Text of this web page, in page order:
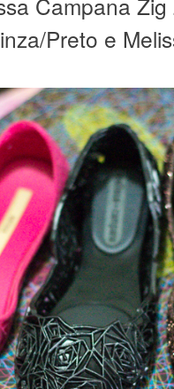
Preto e